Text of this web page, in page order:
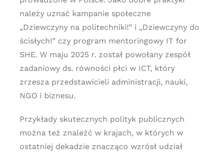
należy uznać kampanie społeczne
„Dziewczyny na politechniki!” i „Dziewczyny do
ścisłych!” czy program mentoringowy IT for
SHE. W maju 2025 r. został powołany zespół
zadaniowy ds. równości płci w ICT, który
zrzesza przedstawicieli administracji, nauki,
NGO i biznesu.
Przykłady skutecznych polityk publicznych
można też znaleźć w krajach, w których w
ostatniej dekadzie znacząco wzrósł udział